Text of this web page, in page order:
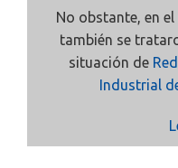
No obstante, en
también se
situación de
Industrial